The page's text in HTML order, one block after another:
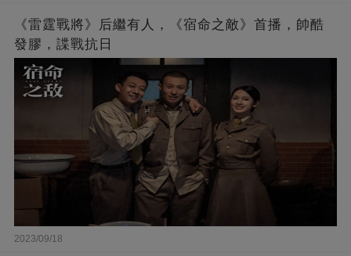
《雷霆戰將》后繼有人，《宿命之敵》首播，帥酷
發膠，諜戰抗日
2023/09/18